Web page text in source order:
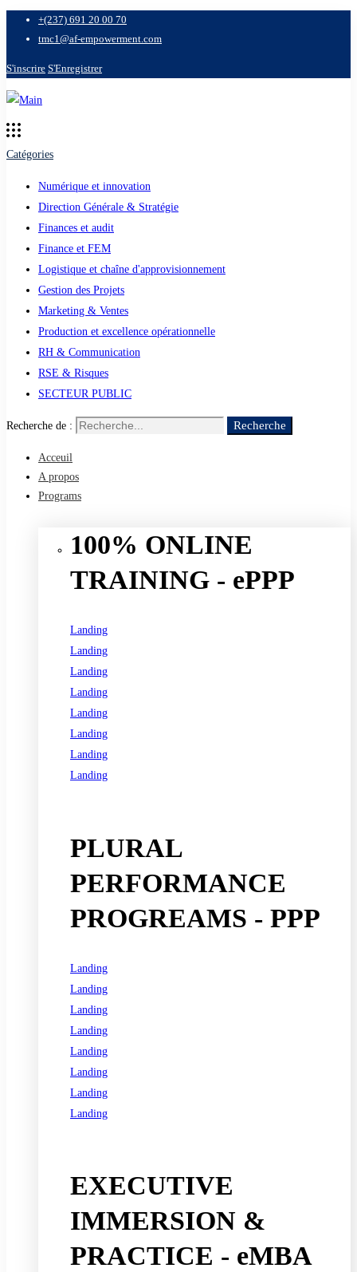
+(237) 691 20 00 70
tmc1@af-empowerment.com
S'inscrire S'Enregistrer
Catégories
Numérique et innovation
Direction Générale & Stratégie
Finances et audit
Finance et FEM
Logistique et chaîne d'approvisionnement
Gestion des Projets
Marketing & Ventes
Production et excellence opérationnelle
RH & Communication
RSE & Risques
SECTEUR PUBLIC
Recherche de : Recherche
Acceuil
A propos
Programs
100% ONLINE
TRAINING - ePPP
Landing
Landing
Landing
Landing
Landing
Landing
Landing
Landing
PLURAL
PERFORMANCE
PROGREAMS - PPP
Landing
Landing
Landing
Landing
Landing
Landing
Landing
Landing
EXECUTIVE
IMMERSION &
PRACTICE - eMBA